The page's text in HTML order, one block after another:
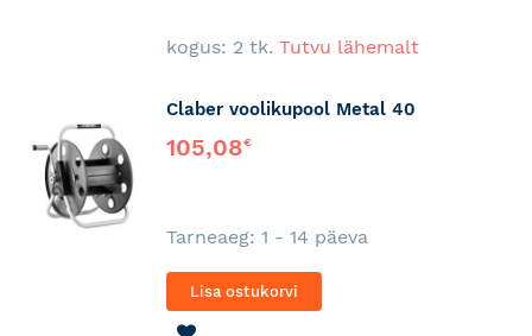
kogus: 2 tk. Tutvu lähemalt
Claber voolikupool Metal 40
105,08€
Tarneaeg: 1 - 14 päeva
Lisa ostukorvi